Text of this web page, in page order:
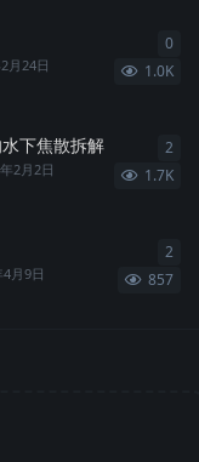
月24日 1.0K
0
下焦散拆解
2月2日 1.7K
2
月9日 857
2